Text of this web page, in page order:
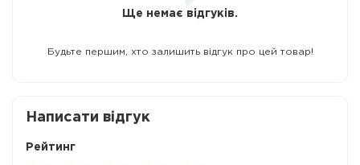
Ще немає відгуків.
Будьте першим, хто залишить відгук про цей товар!
Написати відгук
Рейтинг